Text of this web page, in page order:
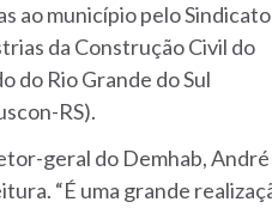
ao município pelo
da Construção Civil do
do Rio Grande do Sul
RS).
geral do Demhab,
“É uma grande